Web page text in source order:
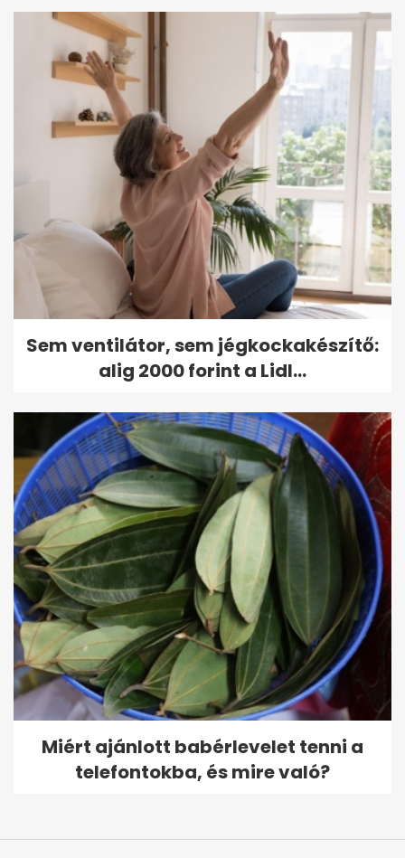
Sem ventilátor, sem jégkockakészítő:
alig 2000 forint a Lidl...
Miért ajánlott babérlevelet tenni a
telefontokba, és mire való?